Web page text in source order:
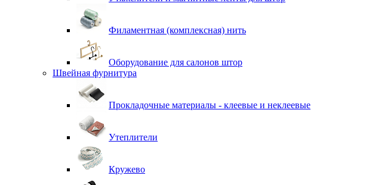
Филаментная (комплексная) нить
Оборудование для салонов штор
Швейная фурнитура
Прокладочные материалы - клеевые и неклеевые
Утеплители
Кружево